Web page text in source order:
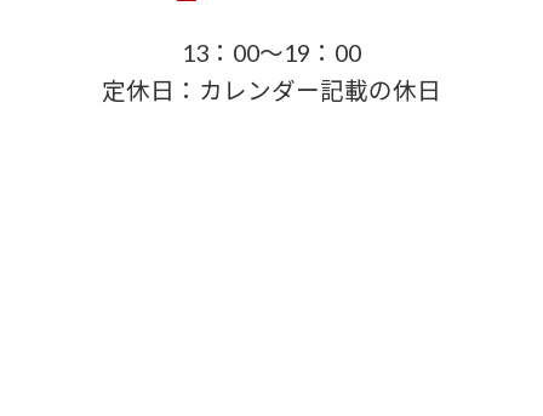
13：00～19：00
定休日：カレンダー記載の休日